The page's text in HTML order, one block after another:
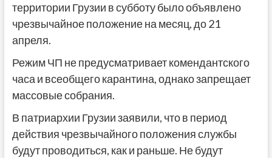
территории Грузии в субботу было объявлено
чрезвычайное положение на месяц, до 21
апреля.
Режим ЧП не предусматривает комендантского
часа и всеобщего карантина, однако запрещает
массовые собрания.
В патриархии Грузии заявили, что в период
действия чрезвычайного положения службы
будут проводиться, как и раньше. Не будут